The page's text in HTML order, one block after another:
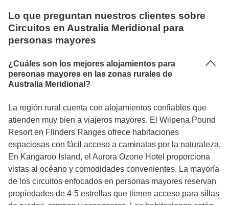
Lo que preguntan nuestros clientes sobre
Circuitos en Australia Meridional para
personas mayores
¿Cuáles son los mejores alojamientos para
personas mayores en las zonas rurales de
Australia Meridional?
La región rural cuenta con alojamientos confiables que
atienden muy bien a viajeros mayores. El Wilpena Pound
Resort en Flinders Ranges ofrece habitaciones
espaciosas con fácil acceso a caminatas por la naturaleza.
En Kangaroo Island, el Aurora Ozone Hotel proporciona
vistas al océano y comodidades convenientes. La mayoría
de los circuitos enfocados en personas mayores reservan
propiedades de 4-5 estrellas que tienen acceso para sillas